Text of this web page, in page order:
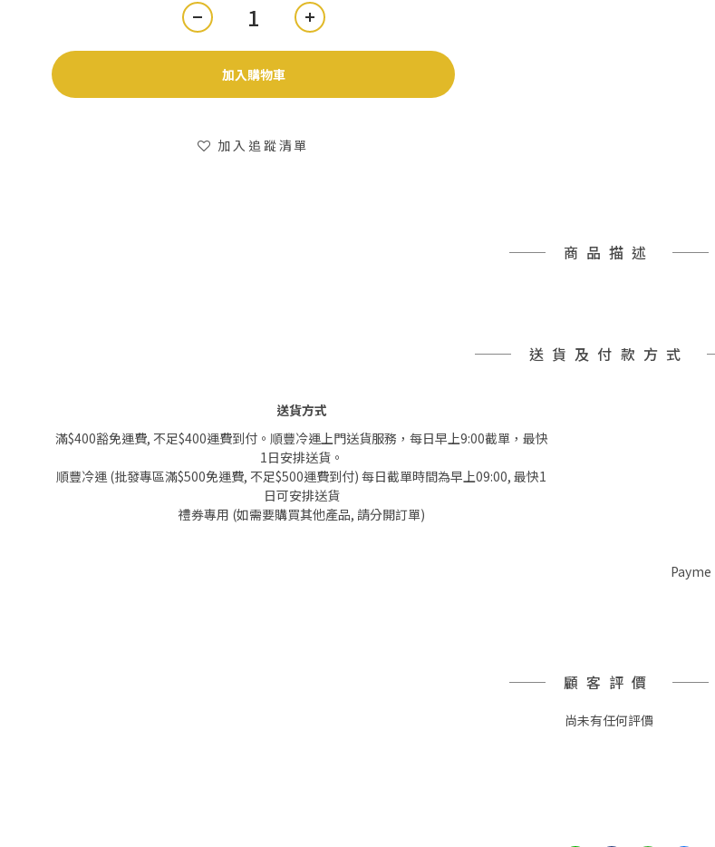
加入購物車
加入追蹤清單
商品描述
送貨及付款方式
送貨方式
滿$400豁免運費, 不足$400運費到付。順豐冷運上門送貨服務，每日早上9:00截單，最快
1日安排送貨。
順豐冷運 (批發專區滿$500免運費, 不足$500運費到付) 每日截單時間為早上09:00, 最快1
日可安排送貨
禮券專用 (如需要購買其他產品, 請分開訂單)
顧客評價
尚未有任何評價